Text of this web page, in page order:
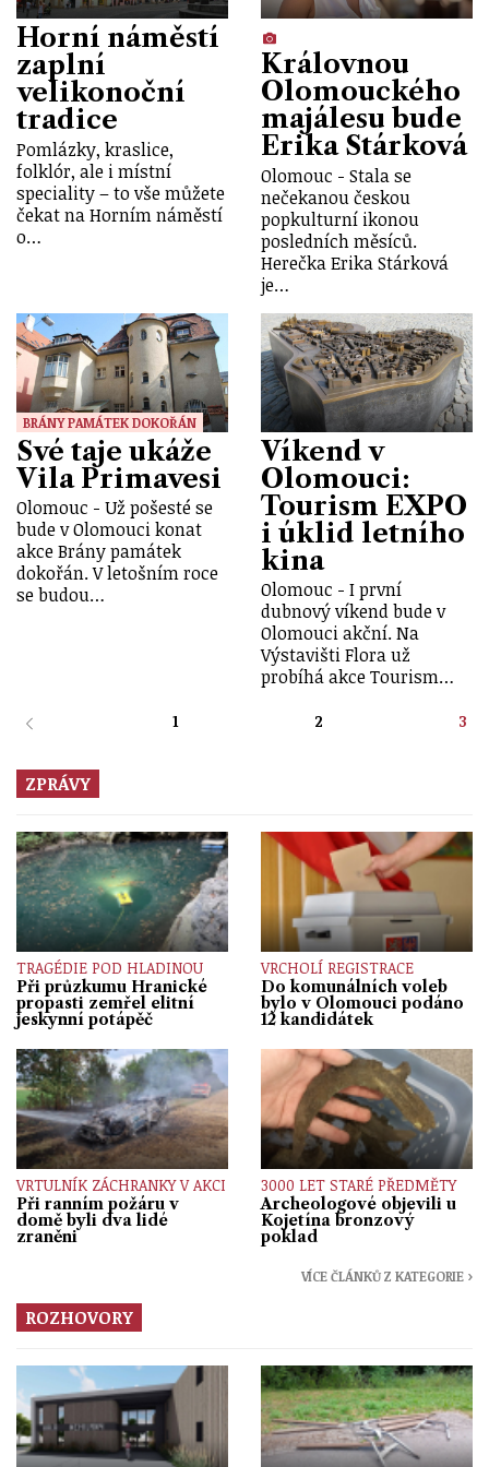
Horní náměstí
zaplní
velikonoční
tradice
Pomlázky, kraslice,
folklór, ale i místní
speciality – to vše můžete
čekat na Horním náměstí
o…
Královnou
Olomouckého
majálesu bude
Erika Stárková
Olomouc - Stala se
nečekanou českou
popkulturní ikonou
posledních měsíců.
Herečka Erika Stárková
je…
BRÁNY PAMÁTEK DOKOŘÁN
Své taje ukáže
Vila Primavesi
Olomouc - Už pošesté se
bude v Olomouci konat
akce Brány památek
dokořán. V letošním roce
se budou…
Víkend v
Olomouci:
Tourism EXPO
i úklid letního
kina
Olomouc - I první
dubnový víkend bude v
Olomouci akční. Na
Výstavišti Flora už
probíhá akce Tourism…
1 2 3
ZPRÁVY
TRAGÉDIE POD HLADINOU
Při průzkumu Hranické
propasti zemřel elitní
jeskynní potápěč
VRCHOLÍ REGISTRACE
Do komunálních voleb
bylo v Olomouci podáno
12 kandidátek
VRTULNÍK ZÁCHRANKY V AKCI
Při ranním požáru v
domě byli dva lidé
zraněni
3000 LET STARÉ PŘEDMĚTY
Archeologové objevili u
Kojetína bronzový
poklad
VÍCE ČLÁNKŮ Z KATEGORIE ›
ROZHOVORY